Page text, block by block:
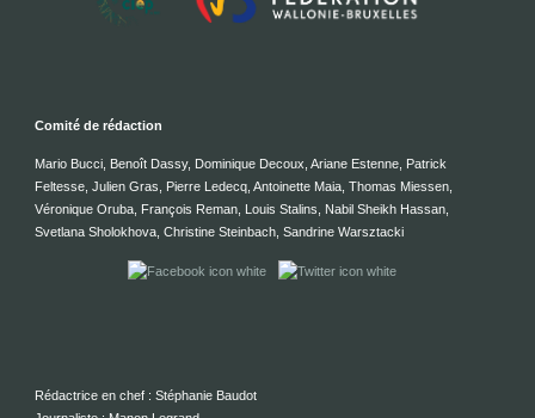
Comité de rédaction
Mario Bucci, Benoît Dassy, Dominique Decoux, Ariane Estenne, Patrick
Feltesse, Julien Gras, Pierre Ledecq, Antoinette Maia, Thomas Miessen,
Véronique Oruba, François Reman, Louis Stalins, Nabil Sheikh Hassan,
Svetlana Sholokhova, Christine Steinbach, Sandrine Warsztacki
Rédactrice en chef : Stéphanie Baudot